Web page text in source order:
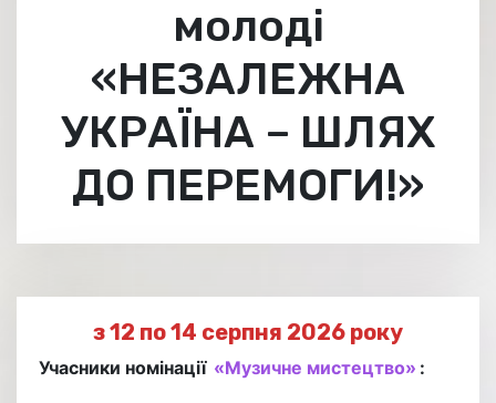
молоді
«НЕЗАЛЕЖНА
УКРАЇНА – ШЛЯХ
ДО ПЕРЕМОГИ!»
з 12 по 14 серпня 2026 року
Учасники номінації «Музичне мистецтво» :